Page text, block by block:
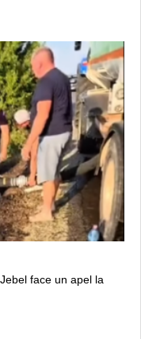
face un apel la